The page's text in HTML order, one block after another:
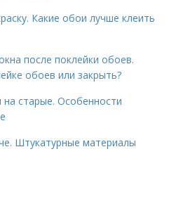
Какие обои лучше клеить
после поклейки обоев.
обоев или закрыть?
старые. Особенности
Штукатурные материалы